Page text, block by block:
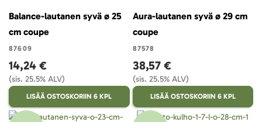
Balance-lautanen syvä ø 25
cm coupe
87609
14,24 €
(sis. 25.5% ALV)
LISÄÄ OSTOSKORIIN 6 KPL
Aura-lautanen syvä ø 29 cm
coupe
87578
38,57 €
(sis. 25.5% ALV)
LISÄÄ OSTOSKORIIN 6 KPL